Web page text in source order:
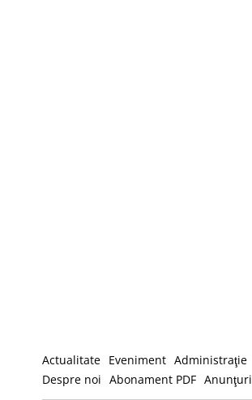
Actualitate Eveniment Administraţie
Despre noi Abonament PDF Anunţuri